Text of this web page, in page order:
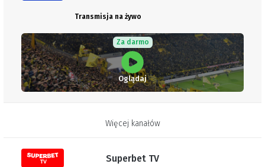
Transmisja na żywo
Za darmo
Oglądaj
Więcej kanałów
Superbet TV